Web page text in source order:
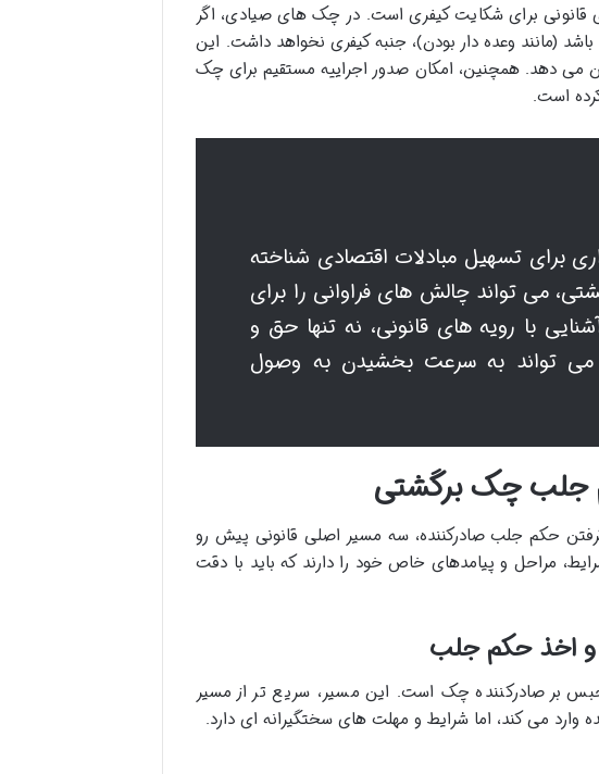
قانونی برای شکایت کیفری است. در چک های صیادی، اگر
(مانند وعده دار بودن)، جنبه کیفری نخواهد داشت. این
می دهد. همچنین، امکان صدور اجراییه مستقیم برای چک
است.
برای تسهیل مبادلات اقتصادی شناخته
می تواند چالش های فراوانی را برای
با رویه های قانونی، نه تنها حق و
می تواند به سرعت بخشیدن به وصول
جلب چک برگشتی
حکم جلب صادرکننده، سه مسیر اصلی قانونی پیش رو
مراحل و پیامدهای خاص خود را دارند که باید با دقت
و اخذ حکم جلب
بر صادرکننده چک است. این مسیر، سریع تر از مسیر
می کند، اما شرایط و مهلت های سختگیرانه ای دارد.